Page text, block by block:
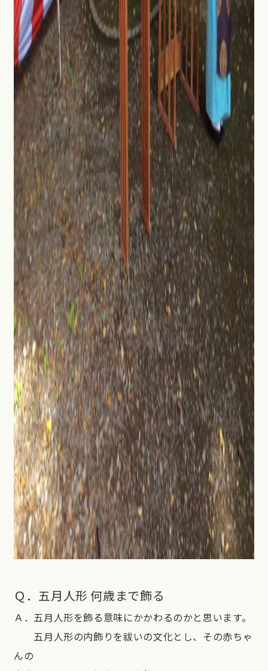
Ｑ．五月人形 何歳まで飾る
Ａ．五月人形を飾る意味にかかわるのかと思います。
五月人形の内飾りを祓いの文化とし、その赤ちゃ
んの